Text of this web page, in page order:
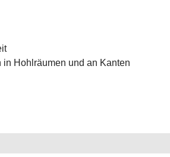
in Hohlräumen und an Kanten